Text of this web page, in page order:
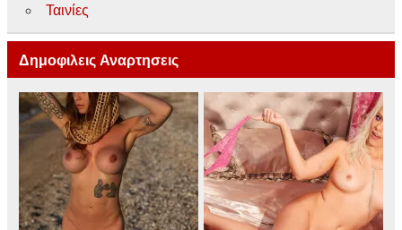
Ταινίες
Δημοφιλεις Αναρτησεις